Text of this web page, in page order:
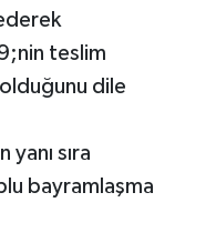
teslim
dile
sıra
bayramlaşma